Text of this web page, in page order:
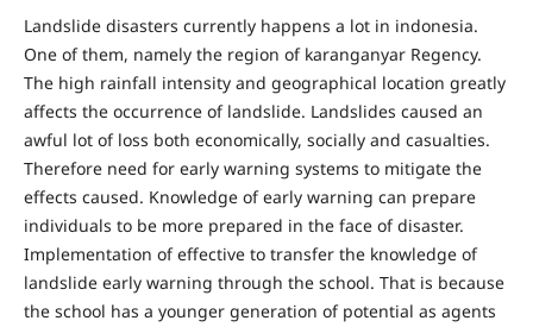
Landslide disasters currently happens a lot in indonesia.
One of them, namely the region of karanganyar Regency.
The high rainfall intensity and geographical location greatly
affects the occurrence of landslide. Landslides caused an
awful lot of loss both economically, socially and casualties.
Therefore need for early warning systems to mitigate the
effects caused. Knowledge of early warning can prepare
individuals to be more prepared in the face of disaster.
Implementation of effective to transfer the knowledge of
landslide early warning through the school. That is because
the school has a younger generation of potential as agents